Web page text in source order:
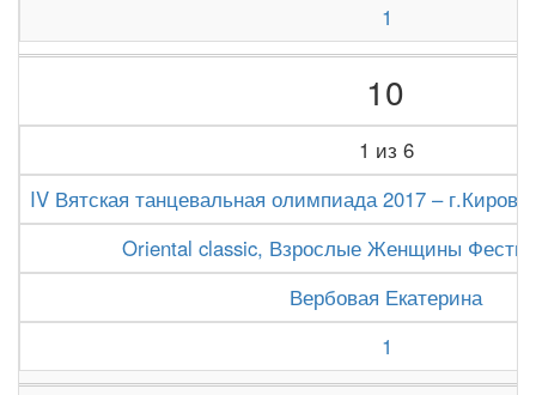
1
10
1 из 6
IV Вятская танцевальная олимпиада 2017 – г.Киров
Oriental classic, Взрослые Женщины
Вербовая Екатерина
1